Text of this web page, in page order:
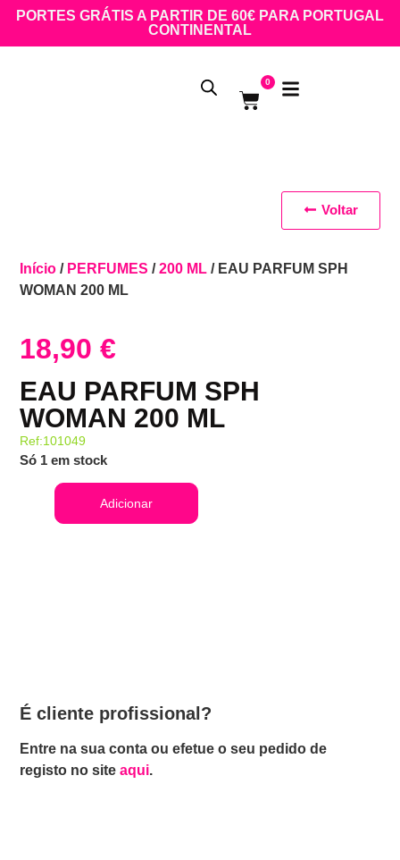
PORTES GRÁTIS A PARTIR DE 60€ PARA PORTUGAL
CONTINENTAL
0
Início / PERFUMES /200 ML / EAU PARFUM SPH
WOMAN 200 ML
18,90€
EAU PARFUM SPH
WOMAN 200 ML
Ref:101049
Só 1 em stock
Adicionar
É cliente profissional?
Entre na sua conta ou efetue o seu pedido de
registo no siteaqui.
Voltar